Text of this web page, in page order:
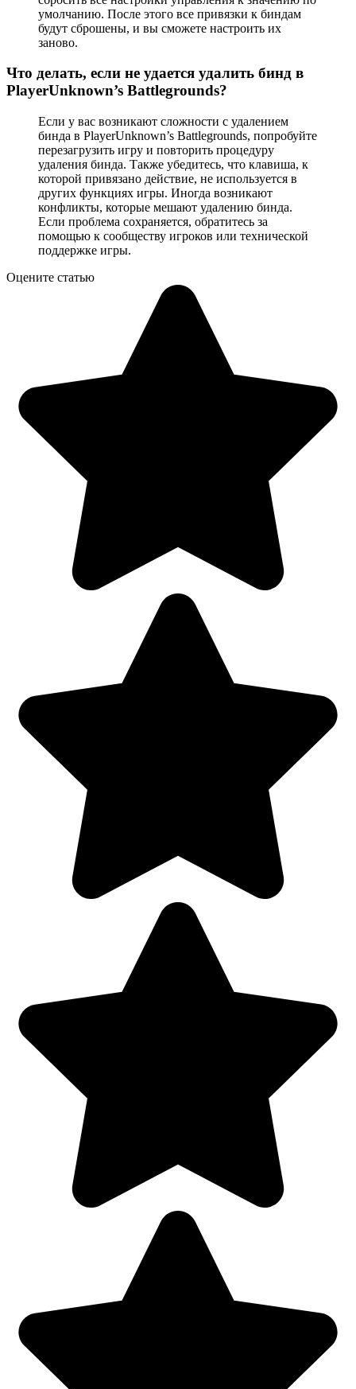
умолчанию. После этого все привязки к биндам
будут сброшены, и вы сможете настроить их
заново.
Что делать, если не удается удалить бинд в
PlayerUnknown’s Battlegrounds?
Если у вас возникают сложности с удалением
бинда в PlayerUnknown’s Battlegrounds, попробуйте
перезагрузить игру и повторить процедуру
удаления бинда. Также убедитесь, что клавиша, к
которой привязано действие, не используется в
других функциях игры. Иногда возникают
конфликты, которые мешают удалению бинда.
Если проблема сохраняется, обратитесь за
помощью к сообществу игроков или технической
поддержке игры.
Оцените статью